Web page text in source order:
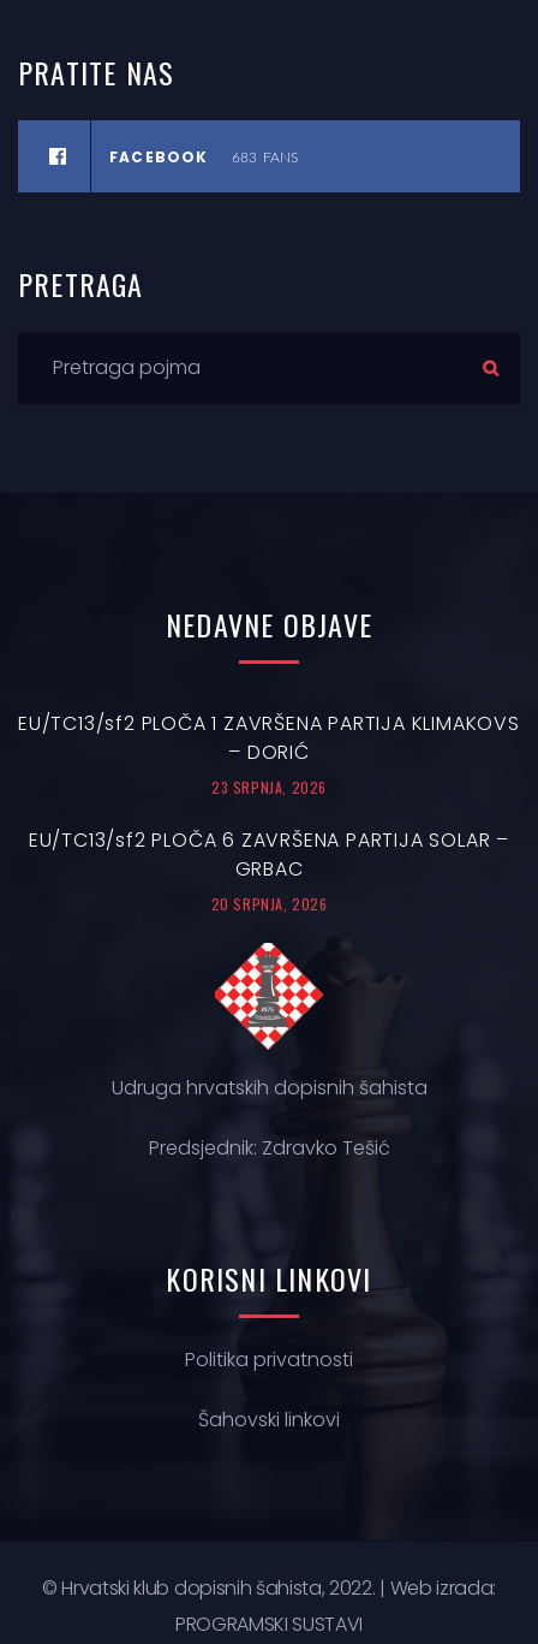
PRATITE NAS
FACEBOOK 683 FANS
PRETRAGA
NEDAVNE OBJAVE
EU/TC13/sf2 PLOČA 1 ZAVRŠENA PARTIJA KLIMAKOVS
– DORIĆ
23 SRPNJA, 2026
EU/TC13/sf2 PLOČA 6 ZAVRŠENA PARTIJA SOLAR –
GRBAC
20 SRPNJA, 2026
Udruga hrvatskih dopisnih šahista
Predsjednik: Zdravko Tešić
KORISNI LINKOVI
Politika privatnosti
Šahovski linkovi
© Hrvatski klub dopisnih šahista, 2022. | Web izrada:
PROGRAMSKI SUSTAVI